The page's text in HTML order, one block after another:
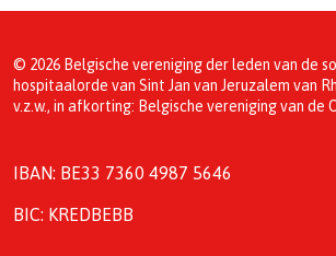
© 2026 Belgische vereniging der leden van de
hospitaalorde van Sint Jan van Jeruzalem van
v.z.w., in afkorting: Belgische vereniging van de
IBAN: BE33 7360 4987 5646
BIC: KREDBEBB